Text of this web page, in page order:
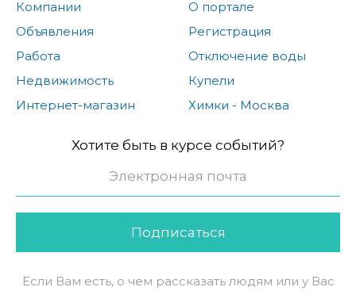
Компании
Объявления
Работа
Недвижимость
Интернет-магазин
О портале
Регистрация
Отключение воды
Купели
Химки - Москва
Хотите быть в курсе событий?
Подписаться
Если Вам есть, о чем рассказать людям или у Вас